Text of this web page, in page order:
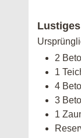
2
1
4
3
1